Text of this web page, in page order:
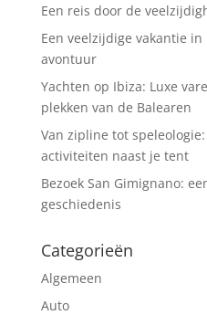
Een reis door de
Een veelzijdige vakantie
avontuur
Yachten op Ibiza: Luxe
plekken van de Balearen
Van zipline tot
activiteiten naast je tent
Bezoek San Gimignano:
geschiedenis
Categorieën
Algemeen
Auto